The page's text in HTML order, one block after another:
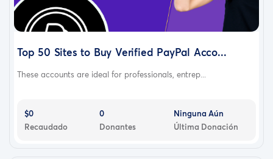
Top 50 Sites to Buy Verified PayPal Acco...
These accounts are ideal for professionals, entrep...
$0
Recaudado
0
Donantes
Ninguna Aún
Última Donación